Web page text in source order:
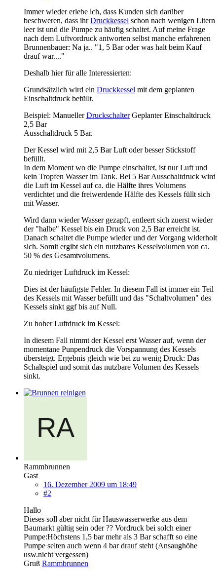
Immer wieder erlebe ich, dass Kunden sich darüber
beschweren, dass ihrDruckkessel schon nach wenigen Litern
leer ist und die Pumpe zu häufig schaltet. Auf meine Frage
nach dem Luftvordruck antworten selbst manche erfahrenen
Brunnenbauer: Na ja.. "1, 5 Bar oder was halt beim Kauf
drauf war...."
Deshalb hier für alle Interessierten:
Grundsätzlich wird ein Druckkessel mit dem geplanten
Einschaltdruck befüllt.
Beispiel: ManuellerDruckschalterGeplanter Einschaltdruck
2,5 Bar
Ausschaltdruck 5 Bar.
Der Kessel wird mit 2,5 Bar Luft oder besser Stickstoff
befüllt.
In dem Moment wo die Pumpe einschaltet, ist nur Luft und
kein Tropfen Wasser im Tank. Bei 5 Bar Ausschaltdruck wird
die Luft im Kessel auf ca. die Hälfte ihres Volumens
verdichtet und die freiwerdende Hälfte des Kessels füllt sich
mit Wasser.
Wird dann wieder Wasser gezapft, entleert sich zuerst wieder
der "halbe" Kessel bis ein Druck von 2,5 Bar erreicht ist.
Danach schaltet die Pumpe wieder und der Vorgang widerholt
sich. Somit ergibt sich ein nutzbares Kesselvolumen von ca.
50 % des Gesamtvolumens.
Zu niedriger Luftdruck im Kessel:
Dies ist der häufigste Fehler. In diesem Fall ist immer ein Teil
des Kessels mit Wasser befüllt und das "Schaltvolumen" des
Kessels sinkt ggf bis auf Null.
Zu hoher Luftdruck im Kessel:
In diesem Fall nimmt der Kessel erst Wasser auf, wenn der
momentane Punpendruck die Vorspannung des Kessels
übersteigt. Ergebnis gleich wie bei zu wenig Druck: Das
Schaltspiel und somit das nutzbare Volumen des Kessels
sinkt.
Rammbrunnen
Gast
16. Dezember 2009 um 18:49
#2
Hallo
Dieses soll aber nicht für Hauswasserwerke aus dem
Baumarkt gültig sein oder ?? Vordruck bei solch einer
Pumpe:Höchstens 1,5 bar mehr als 3 Bar schafft so eine
Pumpe selten auch wenn 4 bar drauf steht (Ansaughöhe
usw.nicht vergessen)
Gruß Rammbrunnen